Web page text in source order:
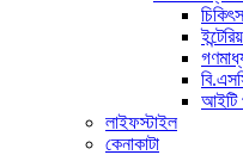
আইটি
লাইফস্টাইল
কেনাকাটা